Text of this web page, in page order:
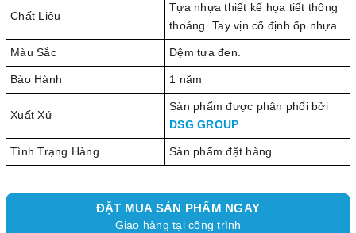
Chất Liệu
Tựa nhựa thiết kế họa tiết thông
thoáng. Tay vịn cố định ốp nhựa.
Màu Sắc Đệm tựa đen.
Bảo Hành 1 năm
Xuất Xứ
Sản phẩm được phân phối bởi
DSG GROUP
Tình Trạng Hàng Sản phẩm đặt hàng.
ĐẶT MUA SẢN PHẨM NGAY
Giao hàng tại công trình